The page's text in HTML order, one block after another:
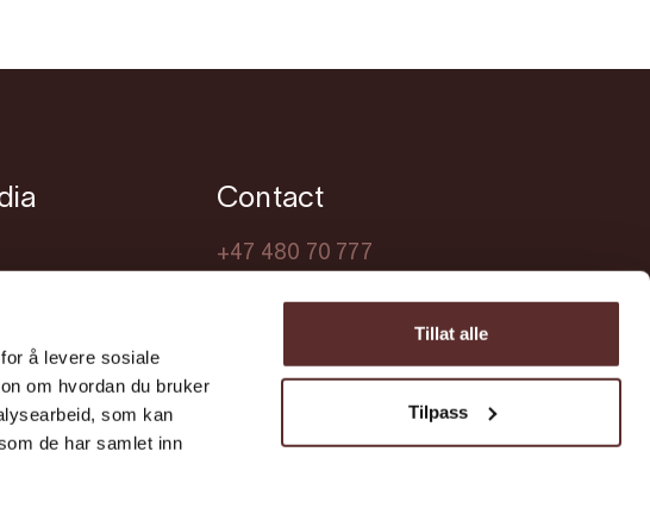
å levere sosiale
om hvordan du bruker
som kan
de har samlet inn
Tillat alle
Tilpass
Contact
+47 480 70 777